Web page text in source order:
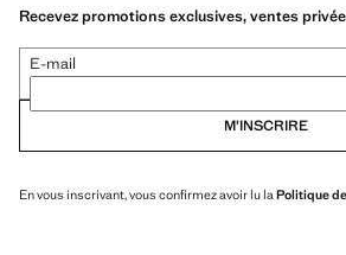
Recevez promotions exclusives, ventes
E-mail
M’INSCRIRE
En vous inscrivant, vous confirmez avoir lu laPolitique